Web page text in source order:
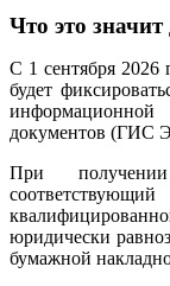
Что это
С 1 сентября 2026
будет
документов (ГИС
При
юридически
бумажной